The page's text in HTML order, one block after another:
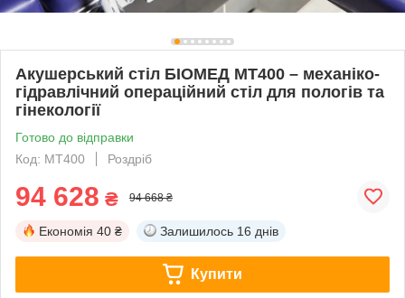
Акушерський стіл БІОМЕД МТ400 – механіко-
гідравлічний операційний стіл для пологів та
гінекології
Готово до відправки
Код: МТ400
Роздріб
94 628 ₴ 94 668 ₴
Економія 40 ₴ Залишилось 16 днів
Купити